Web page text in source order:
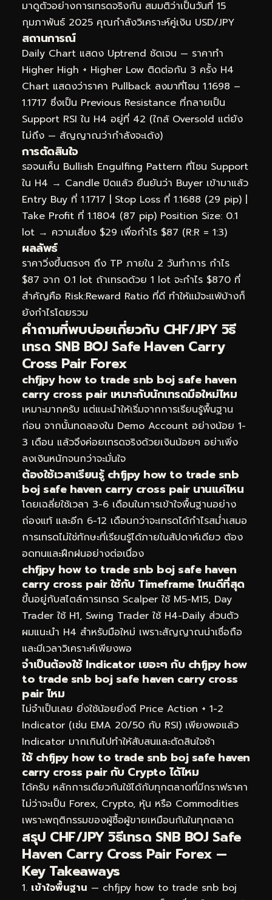
มาดูตัวอย่างการเทรดจริงกัน สมมติว่าเป็นวันที่ 15
กุมภาพันธ์ 2025 คุณกำลังวิเคราะห์คู่เงิน USD/JPY
สถานการณ์
Daily Chart แสดง Uptrend ชัดเจน — ราคาทำ
Higher High + Higher Low ติดต่อกัน 3 ครั้ง H4
Chart แสดงว่าราคา Pullback ลงมาที่โซน 1.1698 –
1.1717 ซึ่งเป็น Previous Resistance ที่กลายเป็น
Support RSI ใน H4 อยู่ที่ 42 (ใกล้ Oversold แต่ยัง
ไม่ถึง — สัญญาณว่ากำลังจะเด้ง)
การตัดสินใจ
รอจนเห็น Bullish Engulfing Pattern ที่โซน Support
ใน H4 → Candle ปิดแล้ว ยืนยันว่า Buyer เข้ามาแล้ว
Entry Buy ที่ 1.1717 | Stop Loss ที่ 1.1688 (29 pip) |
Take Profit ที่ 1.1804 (87 pip) Position Size: 0.1
lot → ความเสี่ยง $29 เพื่อกำไร $87 (R:R = 1:3)
ผลลัพธ์
ราคาวิ่งขึ้นตรงๆ ถึง TP ภายใน 2 วันทำการ กำไร
$87 จาก 0.1 lot ถ้าเทรดด้วย 1 lot จะกำไร $870 ที่
สำคัญคือ Risk:Reward Ratio ที่ดี ทำให้แม้จะแพ้บ้างก็
ยังกำไรโดยรวม
คำถามที่พบบ่อยเกี่ยวกับ CHF/JPY วิธี
เทรด SNB BOJ Safe Haven Carry
Cross Pair Forex
chfjpy how to trade snb boj safe haven
carry cross pair เหมาะกับนักเทรดมือใหม่ไหม
เหมาะมากครับ แต่แนะนำให้เริ่มจากการเรียนรู้พื้นฐาน
ก่อน จากนั้นทดลองใน Demo Account อย่างน้อย 1-
3 เดือน แล้วจึงค่อยเทรดจริงด้วยเงินน้อยๆ อย่าเพิ่ง
ลงเงินหนักจนกว่าจะมั่นใจ
ต้องใช้เวลาเรียนรู้ chfjpy how to trade snb
boj safe haven carry cross pair นานแค่ไหน
โดยเฉลี่ยใช้เวลา 3-6 เดือนในการเข้าใจพื้นฐานอย่าง
ถ่องแท้ และอีก 6-12 เดือนกว่าจะเทรดได้กำไรสม่ำเสมอ
การเทรดไม่ใช่ทักษะที่เรียนรู้ได้ภายในสัปดาห์เดียว ต้อง
อดทนและฝึกฝนอย่างต่อเนื่อง
chfjpy how to trade snb boj safe haven
carry cross pair ใช้กับ Timeframe ไหนดีที่สุด
ขึ้นอยู่กับสไตล์การเทรด Scalper ใช้ M5-M15, Day
Trader ใช้ H1, Swing Trader ใช้ H4-Daily ส่วนตัว
ผมแนะนำ H4 สำหรับมือใหม่ เพราะสัญญาณน่าเชื่อถือ
และมีเวลาวิเคราะห์เพียงพอ
จำเป็นต้องใช้ Indicator เยอะๆ กับ chfjpy how
to trade snb boj safe haven carry cross
pair ไหม
ไม่จำเป็นเลย ยิ่งใช้น้อยยิ่งดี Price Action + 1-2
Indicator (เช่น EMA 20/50 กับ RSI) เพียงพอแล้ว
Indicator มากเกินไปทำให้สับสนและตัดสินใจช้า
ใช้ chfjpy how to trade snb boj safe haven
carry cross pair กับ Crypto ได้ไหม
ได้ครับ หลักการเดียวกันใช้ได้กับทุกตลาดที่มีกราฟราคา
ไม่ว่าจะเป็น Forex, Crypto, หุ้น หรือ Commodities
เพราะพฤติกรรมของผู้ซื้อผู้ขายเหมือนกันในทุกตลาด
สรุป CHF/JPY วิธีเทรด SNB BOJ Safe
Haven Carry Cross Pair Forex —
Key Takeaways
เข้าใจพื้นฐาน — chfjpy how to trade snb boj